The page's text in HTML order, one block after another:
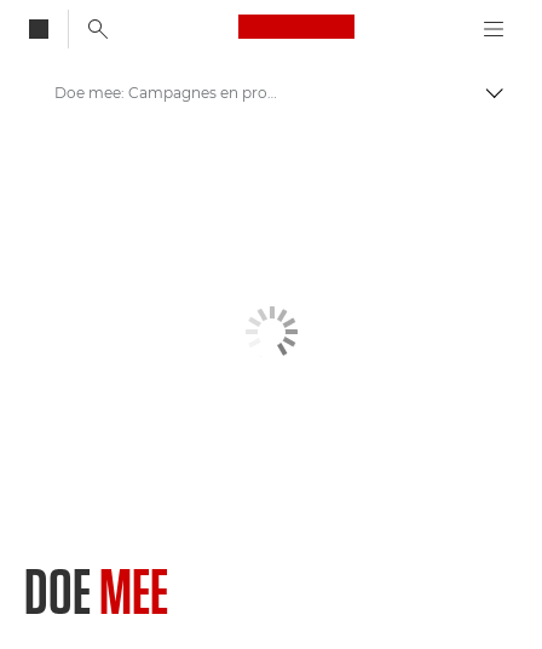
Canon Logo, back
Doe mee: Campagnes en programma's
DOEMEE